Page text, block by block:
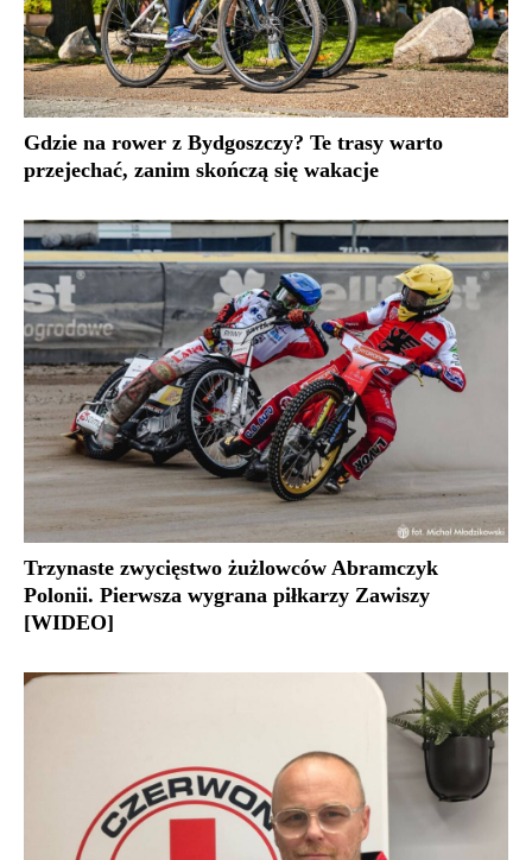
Gdzie na rower z Bydgoszczy? Te trasy warto
przejechać, zanim skończą się wakacje
Trzynaste zwycięstwo żużlowców Abramczyk
Polonii. Pierwsza wygrana piłkarzy Zawiszy
[WIDEO]